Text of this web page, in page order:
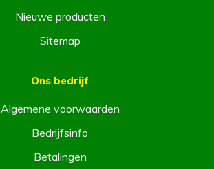
Nieuwe producten
Sitemap
Ons bedrijf
Algemene voorwaarden
Bedrijfsinfo
Betalingen